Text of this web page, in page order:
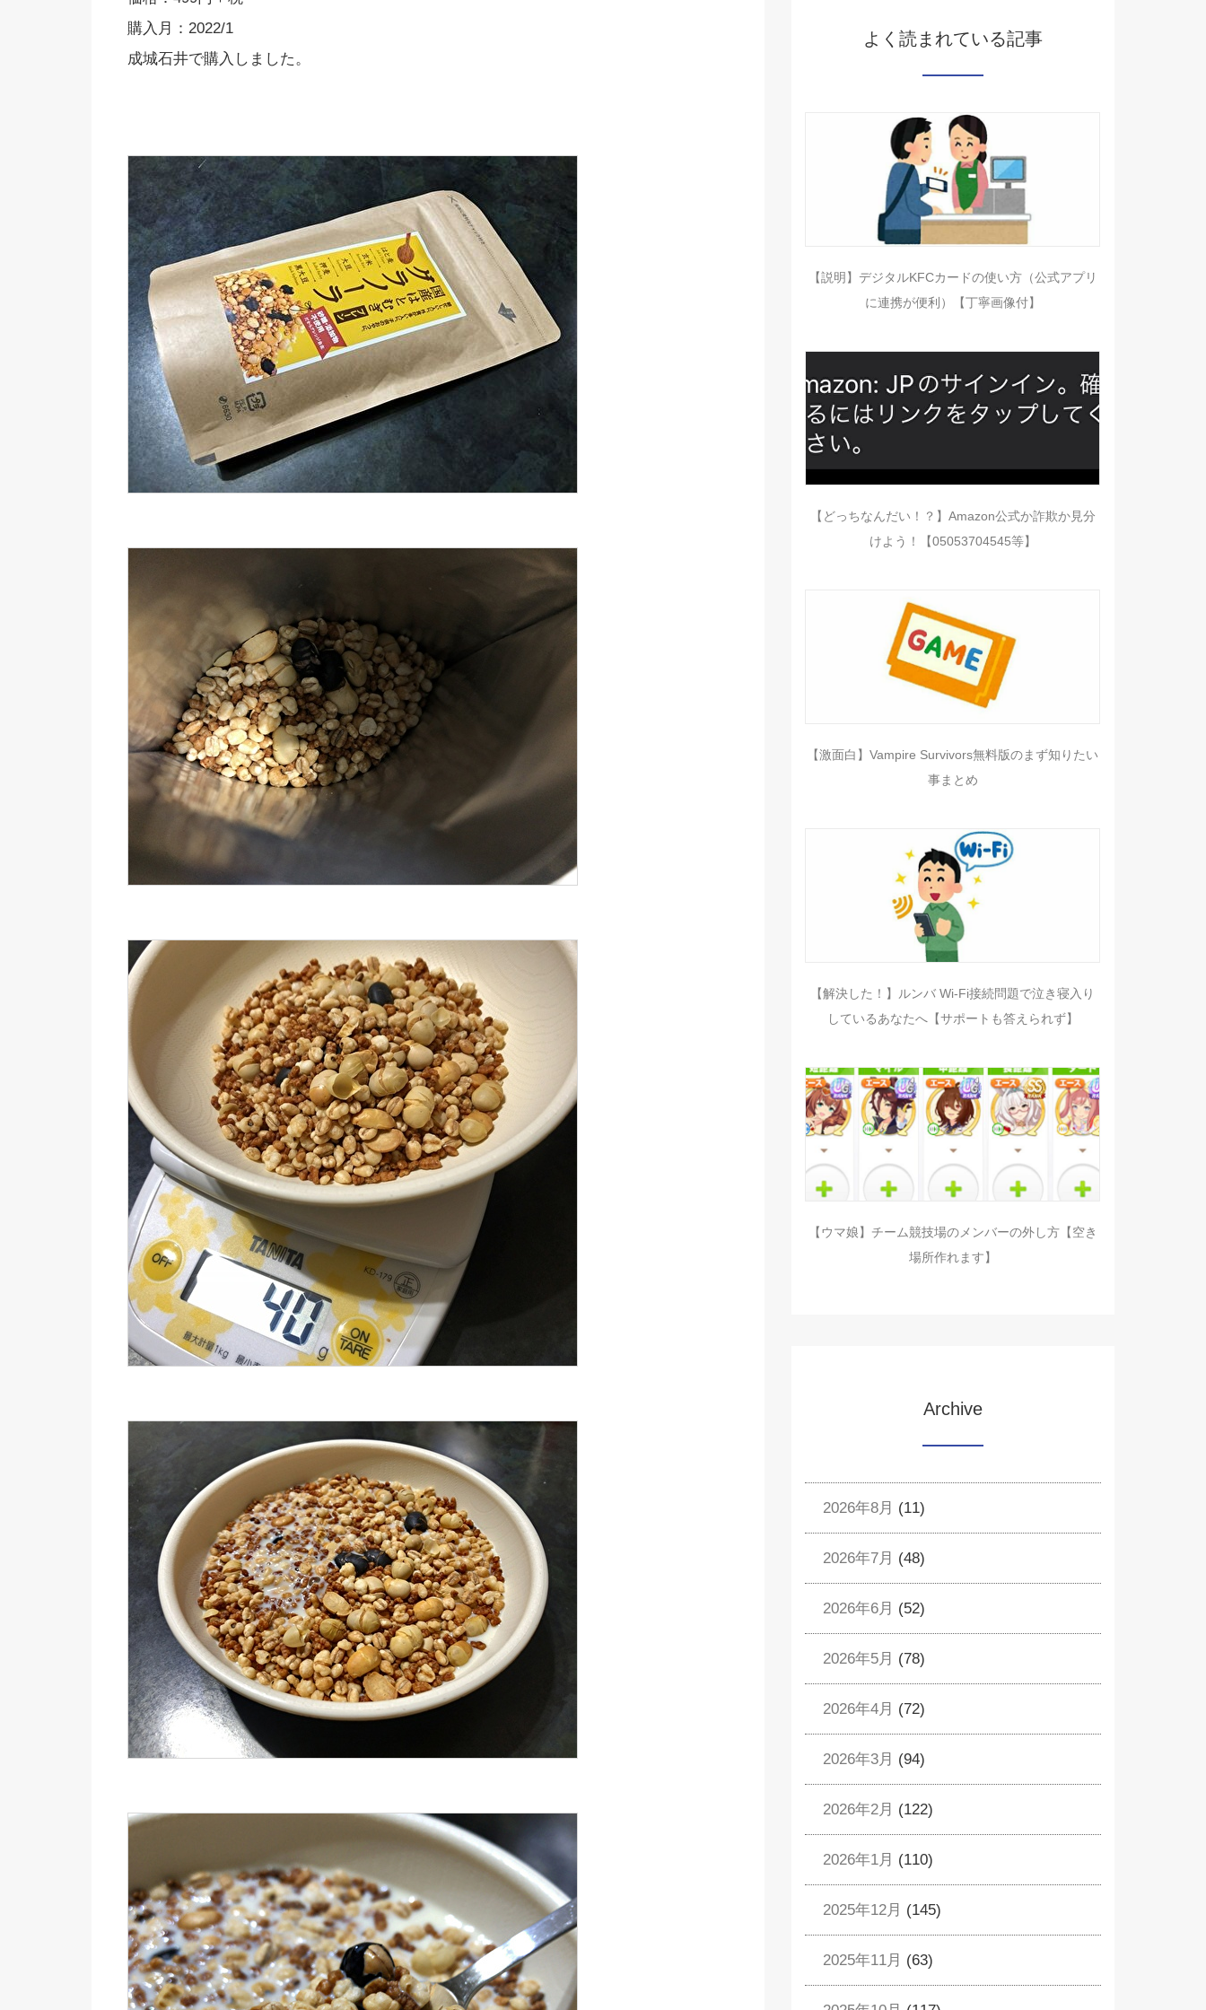
購入月：2022/1
成城石井で購入しました。
よく読まれている記事
【説明】デジタルKFCカードの使い方（公式アプリ
に連携が便利）【丁寧画像付】
【どっちなんだい！？】Amazon公式か詐欺か見分
けよう！【05053704545等】
【激面白】Vampire Survivors無料版のまず知りたい
事まとめ
【解決した！】ルンバ Wi-Fi接続問題で泣き寝入り
しているあなたへ【サポートも答えられず】
【ウマ娘】チーム競技場のメンバーの外し方【空き
場所作れます】
Archive
2026年8月 (11)
2026年7月 (48)
2026年6月 (52)
2026年5月 (78)
2026年4月 (72)
2026年3月 (94)
2026年2月 (122)
2026年1月 (110)
2025年12月 (145)
2025年11月 (63)